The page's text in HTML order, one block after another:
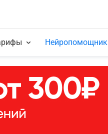
Нейропомощник